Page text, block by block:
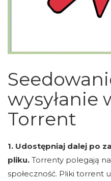
wysyłanie
Torrent
1. Udostępniaj dalej po
pliku. Torrenty polegają
społeczność. Pliki torrent